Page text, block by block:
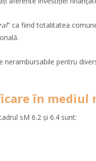
” ca fiind totalitatea
nerambursabile pentru
în mediul
sM 6.2 și 6.4 sunt: